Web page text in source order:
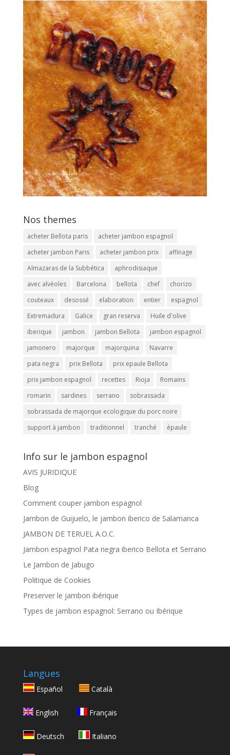
Nos themes
acheter Bellota paris
acheter jambon espagnol
acheter jambon Paris
acheter jambon prix
affinage
Almazaras de la Subbética
aphrodisiaque
avec alvéoles
Barcelona bellota chef
chorizo
couteaux
desossé elaboration entier
espagnol
Extremadura
Galice gran reserva
Huile d'olive
iberique
jambon jambon Bellota
jambon espagnol
jamonero
majorque majorquina
Navarre
pata negra
prix Bellota
prix epaule Bellota
prix jambon espagnol
recettes Rioja
Romains
romarin
sardines serrano
sobrassada
sobrassada de majorque ecologique du porc noire
support à jambon
traditionnel tranché épaule
Info sur le jambon espagnol
AVIS JURIDIQUE
Blog
Comment couper jambon espagnol
Jambon de Guijuelo, le jambon iberico de Salamanca
JAMBON DE TERUEL A.O.C.
Jambon espagnol Pata negra iberico Bellota et Serrano
Le Jambon de Jabugo
Politique de Cookies
Preserver le jambon ibérique
Types de jambon espagnol: Serrano ou Ibérique
Langues
Español Català
English Français
Deutsch Italiano